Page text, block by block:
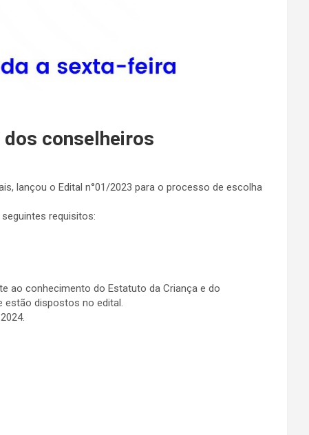
dos conselheiros
lançou o Edital n°01/2023 para o processo de escolha
requisitos:
ao conhecimento do Estatuto da Criança e do
estão dispostos no edital.